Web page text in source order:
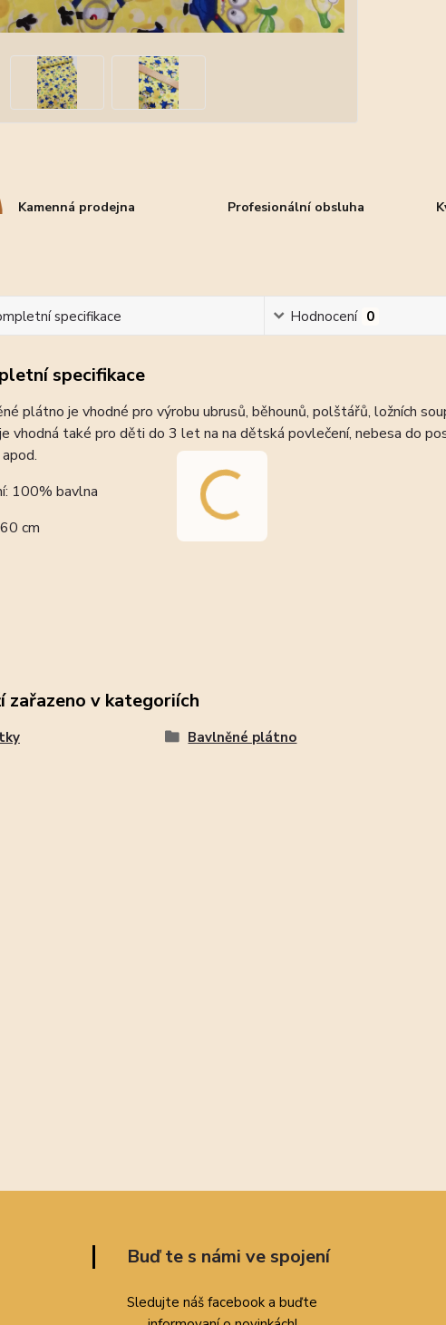
Kamenná prodejna Profesionální obsluha
specifikace Hodnocení 0
specifikace
plátno je vhodné pro výrobu ubrusů, běhounů, polštářů, ložních
vhodná také pro děti do 3 let na na dětská povlečení, nebesa do
100% bavlna
cm
zařazeno v kategoriích
Bavlněné plátno
Buď te s námi ve spojení
Sledujte náš facebook a buďte